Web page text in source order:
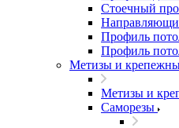
Стоечный
Профиль
Профиль
Метизы и
Метизы и
Саморезы